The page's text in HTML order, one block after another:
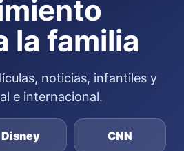
la familia
noticias, infantiles y
e internacional.
Disney CNN